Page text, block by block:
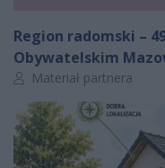
Region radomski –
Obywatelskim
Autor artykułu:
Materiał partnera